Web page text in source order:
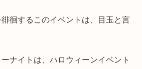
徊するこのイベントは、目玉と言
ナイトは、ハロウィーンイベント